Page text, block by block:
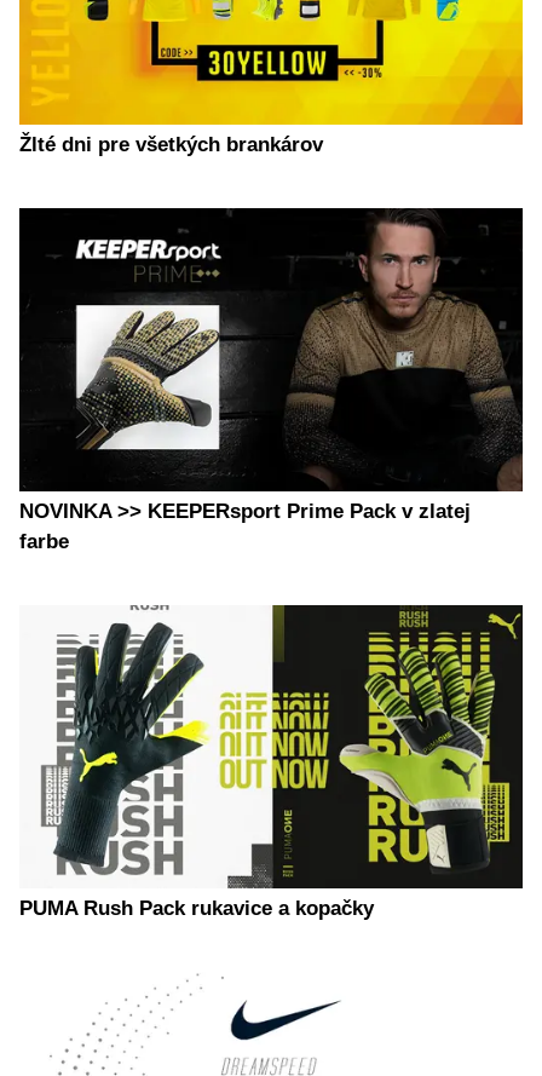
Žlté dni pre všetkých brankárov
NOVINKA >> KEEPERsport Prime Pack v zlatej
farbe
PUMA Rush Pack rukavice a kopačky